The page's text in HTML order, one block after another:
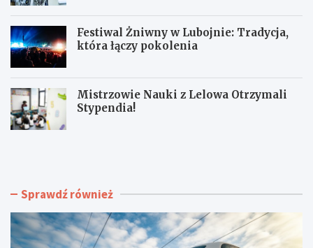
Festiwal Żniwny w Lubojnie: Tradycja,
która łączy pokolenia
Mistrzowie Nauki z Lelowa Otrzymali
Stypendia!
N
o
o
w
J
z
t
r
Sprawdź również